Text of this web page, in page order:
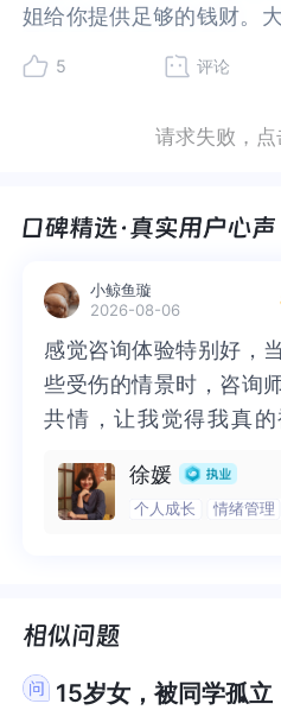
对了他们很想有儿子 但是
里钱等都干过21岁未婚先
夫之妇（比她大十岁搞在
个帮她还的 她和他们在一
来月 快生了 结果被我妈
我也不知道我爸妈是否信
和我妹最近几年也一付于
妈基本不怎么给钱 一二
（尽管如此 他们仍然会
几个男人面前给我们一家
中受尽欺负 她在外人面前
下学期 我心态崩了 高考只
极其自卑的人 而且我的名
是我大姐 谎话满天飞 借高
婚的（前几年她前夫聊骚
前前后后花了人家50W 今
前一个人的孩子 怕家里发
我也不知道我爸妈是否信
和我妹最近几年也一付于
妈基本不怎么给钱 一二
（尽管如此 他们仍然会
和我妹需要一直帮她说谎
中受尽欺负 她在外人面前
UA下 我战战兢兢度过了
不少骂和打 所以我拼了命
卑 我现在复读 浑身充斥着
姐给你提供足够的钱财。
考失利，你非常难受，想
母，他们受成长环境和教
尊，无能不想让别人知道
怨。然而，无论父母是
的样子。比如，你的父亲
力学习自力更生成为和
不好，但选择权一直在你
为在挑战你所认知的道
很高，却不得不为了大姐
厌的样子。然而，选择权
是可以拒绝的，而代价也
上述已经提到，你不想被
姐给你提供足够的钱财。
利，你非常难受，想要摆
他们受成长环境和教养方
无能不想让别人知道所以
而，无论父母是什么样
子。比如，你的父亲无能
习自力更生成为和父亲
好，但选择权一直在你手
在挑战你所认知的道德
很高，却不得不为了大姐
厌的样子。然而，选择权
是可以拒绝的，而代价也
上述已经提到，你不想被
5 评论
请求失败，
小鲸鱼璇
2026-08-06
感觉咨询体验特别好，
些受伤的情景时，咨询
共情，让我觉得我真的
一部分未处理的情绪被
而且当咨询师准确说出
觉轻快了很多，感觉轻
感觉咨询体验特别好，
些受伤的情景时，咨询
共情，让我觉得我真的
处理的情绪被注意到了
询师准确说出我当时的
了很多，感觉轻松了。
徐媛
个人成长 情绪管理
15岁女，被同学孤立，想得多，动不动就